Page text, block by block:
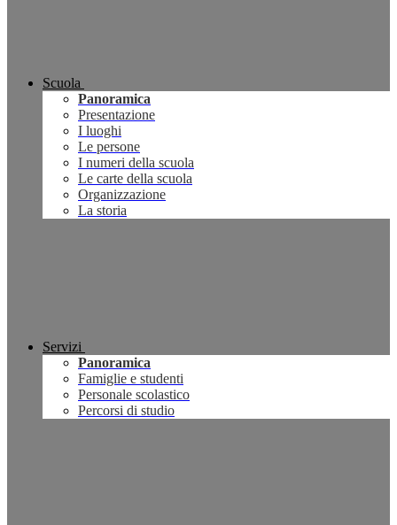
Scuola
Panoramica
Presentazione
I luoghi
Le persone
I numeri della scuola
Le carte della scuola
Organizzazione
La storia
Servizi
Panoramica
Famiglie e studenti
Personale scolastico
Percorsi di studio